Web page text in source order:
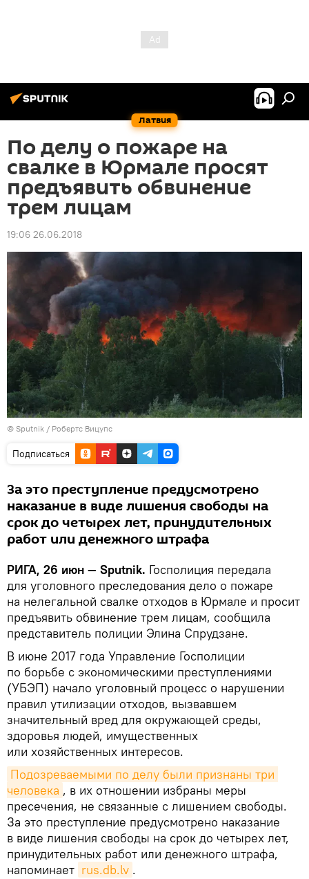
Латвия
По делу о пожаре на
свалке в Юрмале просят
предъявить обвинение
трем лицам
19:06 26.06.2018
© Sputnik / Робертс Вицупс
Подписаться
За это преступление предусмотрено
наказание в виде лишения свободы на
срок до четырех лет, принудительных
работ или денежного штрафа
РИГА, 26 июн — Sputnik. Госполиция передала
для уголовного преследования дело о пожаре
на нелегальной свалке отходов в Юрмале и просит
предъявить обвинение трем лицам, сообщила
представитель полиции Элина Спрудзане.
В июне 2017 года Управление Госполиции
по борьбе с экономическими преступлениями
(УБЭП) начало уголовный процесс о нарушении
правил утилизации отходов, вызвавшем
значительный вред для окружающей среды,
здоровья людей, имущественных
или хозяйственных интересов.
Подозреваемыми по делу были признаны три
человека , в их отношении избраны меры
пресечения, не связанные с лишением свободы.
За это преступление предусмотрено наказание
в виде лишения свободы на срок до четырех лет,
принудительных работ или денежного штрафа,
напоминает rus.db.lv .